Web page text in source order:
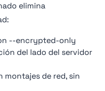
elimina
--encrypted-only
del lado del servidor
montajes de red, sin